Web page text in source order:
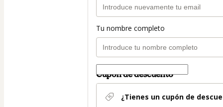
Tu nombre completo
Cupón de descuento
¿Tienes un cupón de